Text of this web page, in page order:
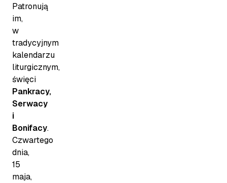
Patronują
im,
w
tradycyjnym
kalendarzu
liturgicznym,
święci
Pankracy,
Serwacy
i
Bonifacy.
Czwartego
dnia,
15
maja,